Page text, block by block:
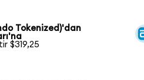
Tokenized)'dan
$319,25